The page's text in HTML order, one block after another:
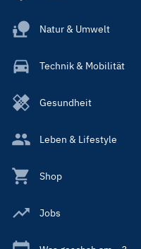
Natur & Umwelt
Technik & Mobilität
Gesundheit
Leben & Lifestyle
Shop
Jobs